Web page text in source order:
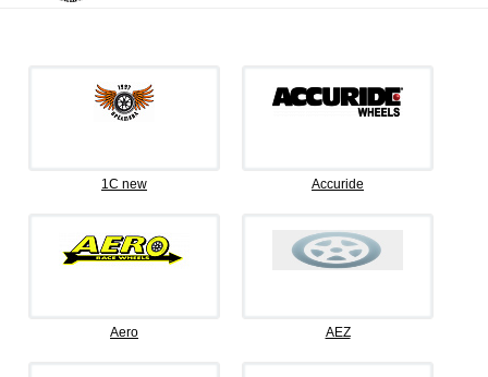
1C new Accuride
Aero AEZ